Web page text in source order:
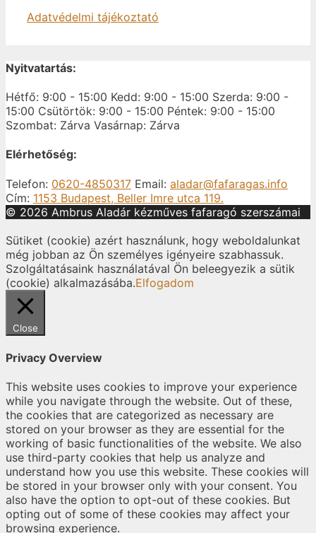
Adatvédelmi tájékoztató
Nyitvatartás:
Hétfő: 9:00 - 15:00 Kedd: 9:00 - 15:00 Szerda: 9:00 -
15:00 Csütörtök: 9:00 - 15:00 Péntek: 9:00 - 15:00
Szombat: Zárva Vasárnap: Zárva
Elérhetőség:
Telefon: 0620-4850317 Email: aladar@fafaragas.info
Cím: 1153 Budapest, Beller Imre utca 119.
© 2026 Ambrus Aladár kézműves fafaragó szerszámai
Sütiket (cookie) azért használunk, hogy weboldalunkat
még jobban az Ön személyes igényeire szabhassuk.
Szolgáltatásaink használatával Ön beleegyezik a sütik
(cookie) alkalmazásába.Elfogadom
Close
Privacy Overview
This website uses cookies to improve your experience
while you navigate through the website. Out of these,
the cookies that are categorized as necessary are
stored on your browser as they are essential for the
working of basic functionalities of the website. We also
use third-party cookies that help us analyze and
understand how you use this website. These cookies will
be stored in your browser only with your consent. You
also have the option to opt-out of these cookies. But
opting out of some of these cookies may affect your
browsing experience.